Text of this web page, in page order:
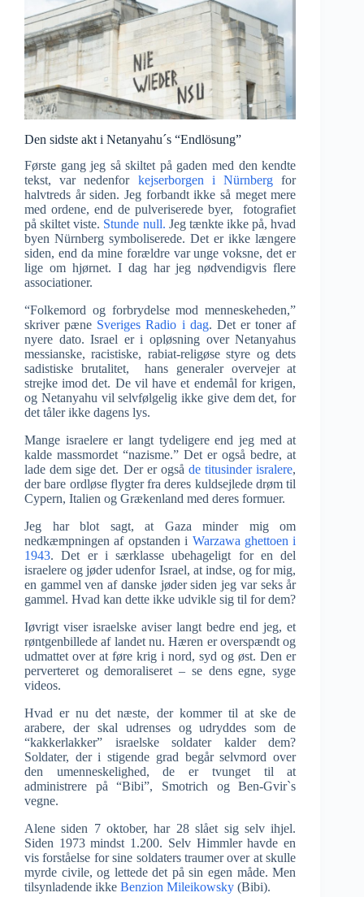
Den sidste akt i Netanyahu´s “Endlösung”
Første gang jeg så skiltet på gaden med den kendte
tekst, var nedenfor kejserborgen i Nürnberg for
halvtreds år siden. Jeg forbandt ikke så meget mere
med ordene, end de pulveriserede byer, fotografiet
på skiltet viste. Stunde null. Jeg tænkte ikke på, hvad
byen Nürnberg symboliserede. Det er ikke længere
siden, end da mine forældre var unge voksne, det er
lige om hjørnet. I dag har jeg nødvendigvis flere
associationer.
“Folkemord og forbrydelse mod menneskeheden,”
skriver pæne Sveriges Radio i dag. Det er toner af
nyere dato. Israel er i opløsning over Netanyahus
messianske, racistiske, rabiat-religøse styre og dets
sadistiske brutalitet, hans generaler overvejer at
strejke imod det. De vil have et endemål for krigen,
og Netanyahu vil selvfølgelig ikke give dem det, for
det tåler ikke dagens lys.
Mange israelere er langt tydeligere end jeg med at
kalde massmordet “nazisme.” Det er også bedre, at
lade dem sige det. Der er også de titusinder isralere,
der bare ordløse flygter fra deres kuldsejlede drøm til
Cypern, Italien og Grækenland med deres formuer.
Jeg har blot sagt, at Gaza minder mig om
nedkæmpningen af opstanden i Warzawa ghettoen i
1943. Det er i særklasse ubehageligt for en del
israelere og jøder udenfor Israel, at indse, og for mig,
en gammel ven af danske jøder siden jeg var seks år
gammel. Hvad kan dette ikke udvikle sig til for dem?
Iøvrigt viser israelske aviser langt bedre end jeg, et
røntgenbillede af landet nu. Hæren er overspændt og
udmattet over at føre krig i nord, syd og øst. Den er
perverteret og demoraliseret – se dens egne, syge
videos.
Hvad er nu det næste, der kommer til at ske de
arabere, der skal udrenses og udryddes som de
“kakkerlakker” israelske soldater kalder dem?
Soldater, der i stigende grad begår selvmord over
den umenneskelighed, de er tvunget til at
administrere på “Bibi”, Smotrich og Ben-Gvir`s
vegne.
Alene siden 7 oktober, har 28 slået sig selv ihjel.
Siden 1973 mindst 1.200. Selv Himmler havde en
vis forståelse for sine soldaters traumer over at skulle
myrde civile, og lettede det på sin egen måde. Men
tilsynladende ikke Benzion Mileikowsky (Bibi).